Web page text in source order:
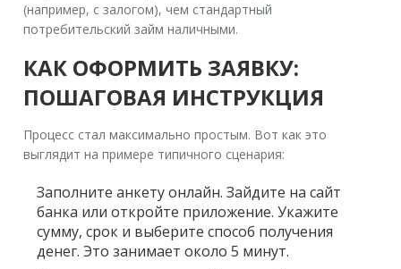
(например, с залогом), чем стандартный
потребительский займ наличными.
КАК ОФОРМИТЬ ЗАЯВКУ:
ПОШАГОВАЯ ИНСТРУКЦИЯ
Процесс стал максимально простым. Вот как это
выглядит на примере типичного сценария:
Заполните анкету онлайн. Зайдите на сайт
банка или откройте приложение. Укажите
сумму, срок и выберите способ получения
денег. Это занимает около 5 минут.